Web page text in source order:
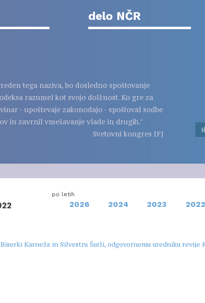
delo NČR
tega naziva, bo dosledno spoštovanje
razumel kot svojo dolžnost. Ko gre za
- upoštevaje zakonodajo - spoštoval sodbe
in zavrnil vmešavanje vlade in drugih."
Svetovni kongres IFJ
po letih
2026 2024 2023 2022
Karneža in Silvestru Šurli, odgovornemu uredniku revije